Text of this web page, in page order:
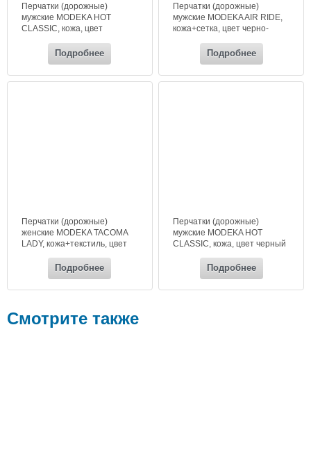
Перчатки (дорожные)
мужские MODEKA HOT
CLASSIC, кожа, цвет
Подробнее
Перчатки (дорожные)
мужские MODEKA AIR RIDE,
кожа+сетка, цвет черно-
Подробнее
Перчатки (дорожные)
женские MODEKA TACOMA
LADY, кожа+текстиль, цвет
Подробнее
Перчатки (дорожные)
мужские MODEKA HOT
CLASSIC, кожа, цвет черный
Подробнее
Смотрите также